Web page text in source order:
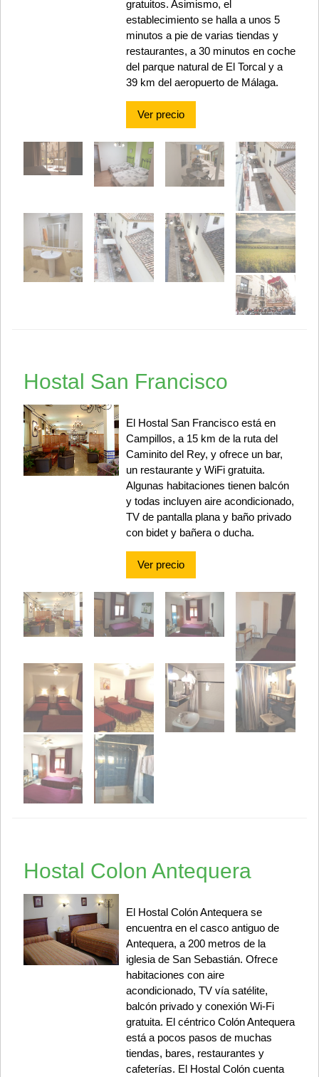
gratuitos. Asimismo, el
establecimiento se halla a unos 5
minutos a pie de varias tiendas y
restaurantes, a 30 minutos en coche
del parque natural de El Torcal y a
39 km del aeropuerto de Málaga.
Ver precio
Hostal San Francisco
El Hostal San Francisco está en
Campillos, a 15 km de la ruta del
Caminito del Rey, y ofrece un bar,
un restaurante y WiFi gratuita.
Algunas habitaciones tienen balcón
y todas incluyen aire acondicionado,
TV de pantalla plana y baño privado
con bidet y bañera o ducha.
Ver precio
Hostal Colon Antequera
El Hostal Colón Antequera se
encuentra en el casco antiguo de
Antequera, a 200 metros de la
iglesia de San Sebastián. Ofrece
habitaciones con aire
acondicionado, TV vía satélite,
balcón privado y conexión Wi-Fi
gratuita. El céntrico Colón Antequera
está a pocos pasos de muchas
tiendas, bares, restaurantes y
cafeterías. El Hostal Colón cuenta